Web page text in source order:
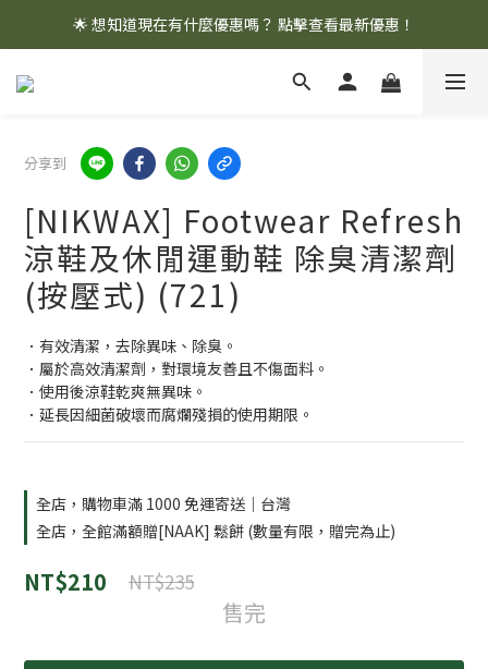
🌟 想知道現在有什麼優惠嗎？ 點擊查看最新優惠！
🌟 想知道現在有什麼優惠嗎？ 點擊查看最新優惠！
全館消費滿 $1,000 即享免運優惠
分享到
[NIKWAX] Footwear Refresh
涼鞋及休閒運動鞋 除臭清潔劑
(按壓式) (721)
．有效清潔，去除異味、除臭。
．屬於高效清潔劑，對環境友善且不傷面料。
．使用後涼鞋乾爽無異味。
．延長因細菌破壞而腐爛殘損的使用期限。
全店，購物車滿 1000 免運寄送｜台灣
全店，全館滿額贈[NAAK] 鬆餅 (數量有限，贈完為止)
NT$210 NT$235
售完